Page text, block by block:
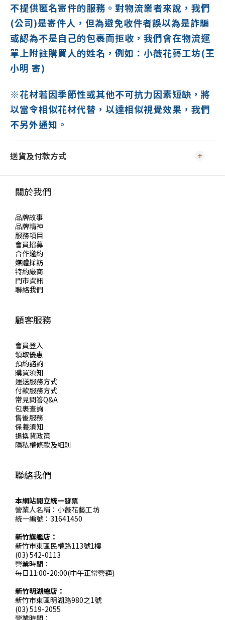
不提供匿名寄件的服務。對物流業者來說，我們
(公司)是寄件人，但為避免收件者誤以為是詐騙
或認為不是自己的包裹而拒收，我們會在物流運
單上附註購買人的姓名，例如：小薇花藝工坊(王
小明 寄)
※花材若因季節性或其他不可抗力因素短缺，將
以當令相似花材代替，以達相似視覺效果，我們
不另外通知。
送貨及付款方式
關於我們
品牌故事
品牌精神
服務項目
會員招募
合作邀約
媒體採訪
特約廠商
門市資訊
聯絡我們
顧客服務
會員登入
領取優惠
預約諮詢
購買須知
運送服務方式
付款服務方式
常見問答Q&A
包裹查詢
售後服務
保養須知
退換貨政策
隱私權條款及細則
聯絡我們
本網站開立統一發票
營業人名稱：小薇花藝工坊
統一編號：31641450
新竹旗艦店：
新竹市東區民權路113號1樓
(03) 542-0113
營業時間：
每日11:00-20:00(中午正常營運)
新竹明湖總店：
新竹市東區明湖路980之1號
(03) 519-2055
營業時間：